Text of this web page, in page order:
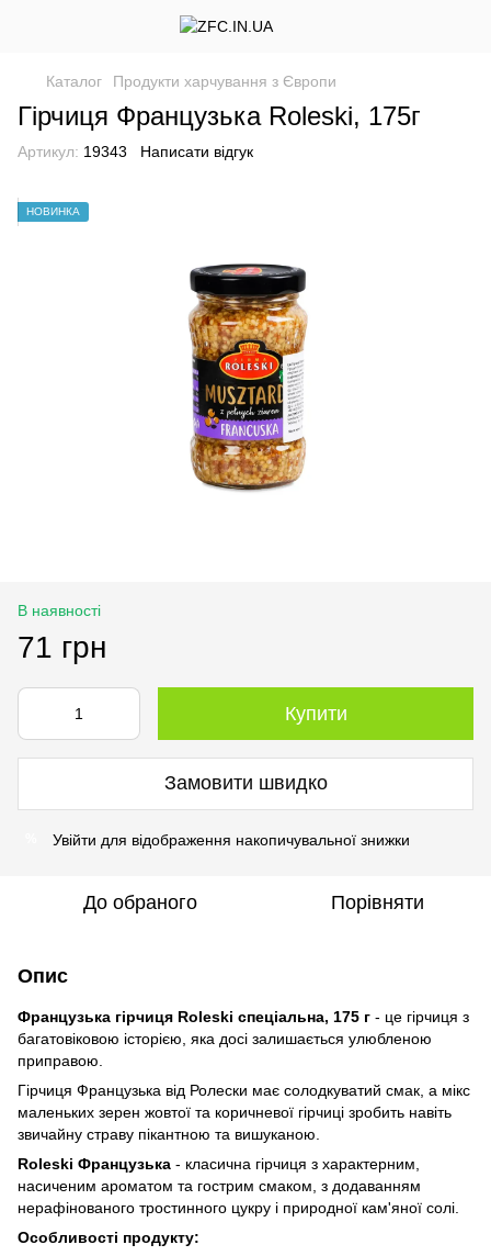
Каталог Продукти харчування з Європи
Гірчиця Французька Roleski, 175г
Артикул: 19343 Написати відгук
НОВИНКА
В наявності
71 грн
Купити
Замовити швидко
Увійти для відображення накопичувальної знижки
До обраного Порівняти
Опис
Французька гірчиця Roleski спеціальна, 175 г - це гірчиця з
багатовіковою історією, яка досі залишається улюбленою
приправою.
Гірчиця Французька від Ролески має солодкуватий смак, а мікс
маленьких зерен жовтої та коричневої гірчиці зробить навіть
звичайну страву пікантною та вишуканою.
Roleski Французька - класична гірчиця з характерним,
насиченим ароматом та гострим смаком, з додаванням
нерафінованого тростинного цукру і природної кам'яної солі.
Особливості продукту: